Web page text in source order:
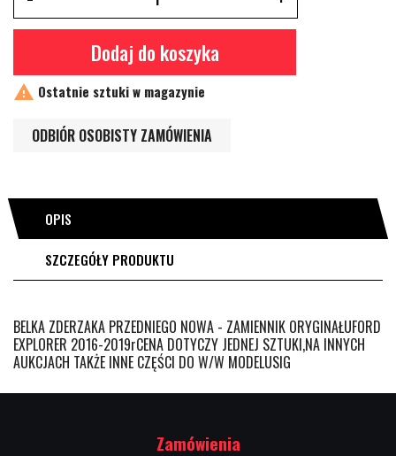
Dodaj do koszyka
 Ostatnie sztuki w magazynie
ODBIÓR OSOBISTY ZAMÓWIENIA
OPIS
SZCZEGÓŁY PRODUKTU
BELKA ZDERZAKA PRZEDNIEGO NOWA - ZAMIENNIK ORYGINAŁUFORD
EXPLORER 2016-2019rCENA DOTYCZY JEDNEJ SZTUKI,NA INNYCH
AUKCJACH TAKŻE INNE CZĘŚCI DO W/W MODELUSIG
Zamówienia